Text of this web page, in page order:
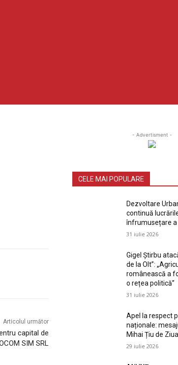
Articolul următor
capital de
SIM SRL
- Advertisment -
CELE MAI POPULARE
Dezvoltare
continuă
înfrumusețare a
31 iulie 2026
Gigel Știrbu
de la Olt”:
românească a
o rețea politică”
31 iulie 2026
Apel la respect
naționale:
Mihai Țiu de
29 iulie 2026